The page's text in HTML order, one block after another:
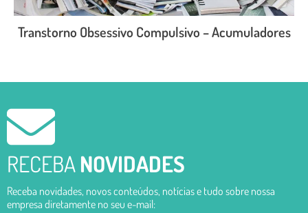
Transtorno Obsessivo Compulsivo – Acumuladores
RECEBANOVIDADES
Receba novidades, novos conteúdos, notícias e tudo sobre nossa
empresa diretamente no seu e-mail: